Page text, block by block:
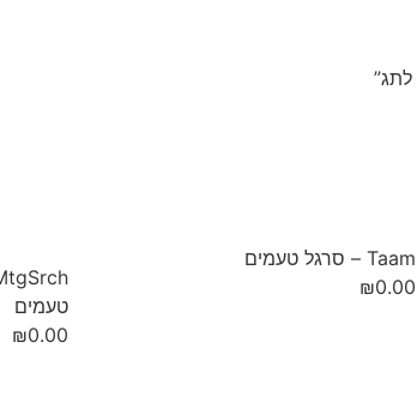
Taam – סרגל טעמים
₪0.00
טעמים
₪0.00